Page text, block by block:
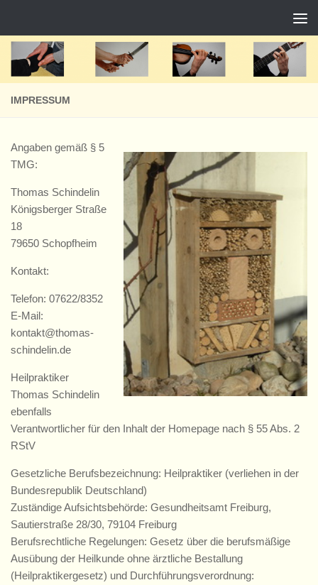
IMPRESSUM
Angaben gemäß § 5
TMG:
Thomas Schindelin
Königsberger Straße
18
79650 Schopfheim
Kontakt:
Telefon: 07622/8352
E-Mail:
kontakt@thomas-
schindelin.de
Heilpraktiker
Thomas Schindelin
ebenfalls
Verantwortlicher für den Inhalt der Homepage nach § 55 Abs. 2
RStV
Gesetzliche Berufsbezeichnung: Heilpraktiker (verliehen in der
Bundesrepublik Deutschland)
Zuständige Aufsichtsbehörde: Gesundheitsamt Freiburg,
Sautierstraße 28/30, 79104 Freiburg
Berufsrechtliche Regelungen: Gesetz über die berufsmäßige
Ausübung der Heilkunde ohne ärztliche Bestallung
(Heilpraktikergesetz) und Durchführungsverordnung: